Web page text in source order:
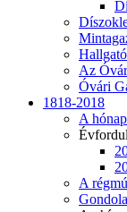
Az
Óvári
1818-2018
A
A